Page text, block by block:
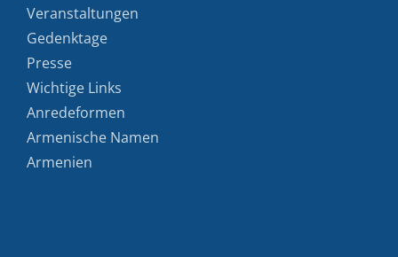
Veranstaltungen
Gedenktage
Presse
Wichtige Links
Anredeformen
Armenische Namen
Armenien